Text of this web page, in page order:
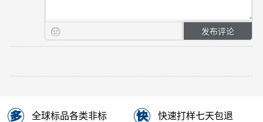
全球标品各类非标 快速打样七天包退